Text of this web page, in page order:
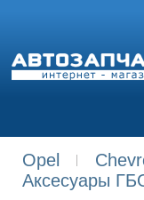
Opel
Аксесуары